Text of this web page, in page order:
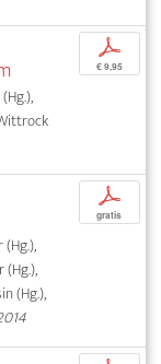
p
€ 9,95
(Hg.),
(Hg.),
p
gratis